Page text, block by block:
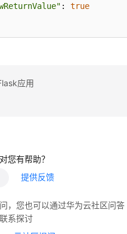
: true
应用
您有帮助？
提供反馈
，您也可以通过华为云社区问答
系探讨